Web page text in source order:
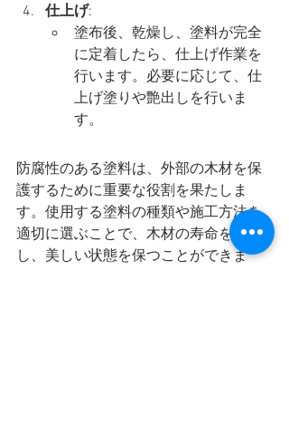
仕上げ:
塗布後、乾燥し、塗料が完全
に定着したら、仕上げ作業を
行います。必要に応じて、仕
上げ塗りや艶出しを行いま
す。
防腐性のある塗料は、外部の木材を保
護するために重要な役割を果たしま
す。使用する塗料の種類や施工方法を
適切に選ぶことで、木材の寿命を延ば
し、美しい状態を保つことができま